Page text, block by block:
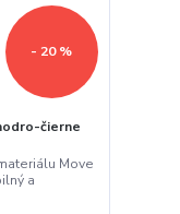
- 20 %
čierne
Move
a